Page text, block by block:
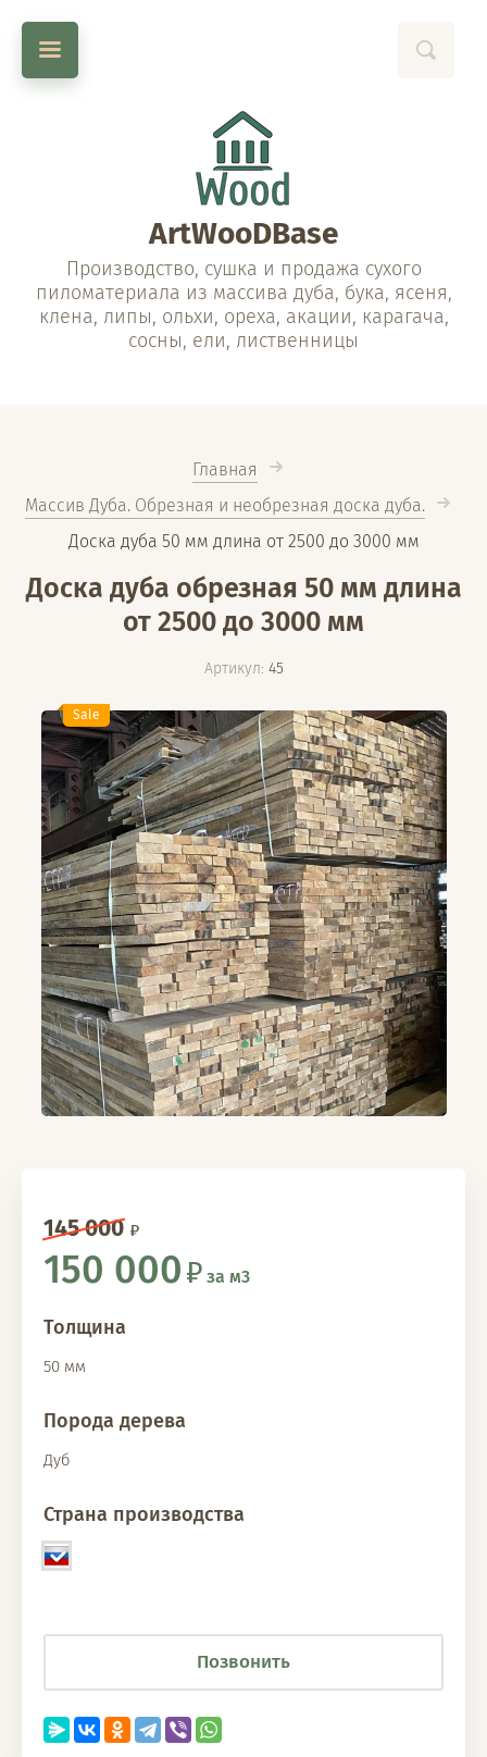
ArtWooDBase
Производство, сушка и продажа сухого
пиломатериала из массива дуба, бука, ясеня,
клена, липы, ольхи, ореха, акации, карагача,
сосны, ели, лиственницы
Главная
Массив Дуба. Обрезная и необрезная доска дуба.
Доска дуба 50 мм длина от 2500 до 3000 мм
Доска дуба обрезная 50 мм длина
от 2500 до 3000 мм
Артикул: 45
Sale
145 000
150 000 за м3
Толщина
50 мм
Порода дерева
Дуб
Страна производства
Позвонить